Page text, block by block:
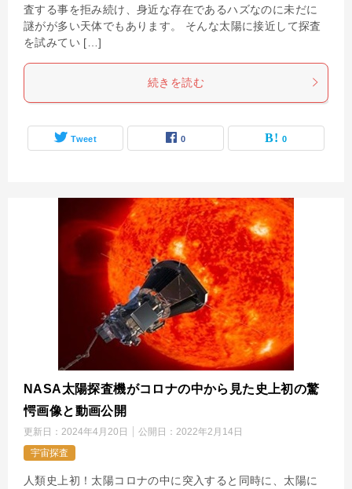
査する事を拒み続け、身近な存在であるハズなのに未だに
謎がが多い天体でもあります。 そんな太陽に接近して探査
を試みてい […]
続きを読む
Tweet 0 0
NASA太陽探査機がコロナの中から見た史上初の驚
愕画像と動画公開
更新日： 2024年4月20日 公開日： 2022年2月14日
宇宙探査
人類史上初！太陽コロナの中に突入すると同時に、太陽に